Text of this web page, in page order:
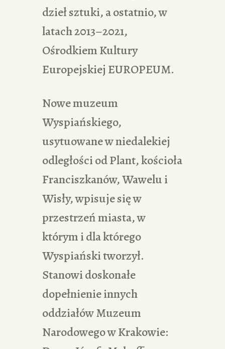
dzieł sztuki, a ostatnio, w
latach 2013–2021,
Ośrodkiem Kultury
Europejskiej EUROPEUM.
Nowe muzeum
Wyspiańskiego,
usytuowane w niedalekiej
odległości od Plant, kościoła
Franciszkanów, Wawelu i
Wisły, wpisuje się w
przestrzeń miasta, w
którym i dla którego
Wyspiański tworzył.
Stanowi doskonałe
dopełnienie innych
oddziałów Muzeum
Narodowego w Krakowie: